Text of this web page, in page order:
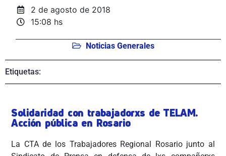
2 de agosto de 2018
15:08 hs
Noticias Generales
Etiquetas:
Solidaridad con trabajadorxs de TELAM.
Acción pública en Rosario
La CTA de los Trabajadores Regional Rosario junto al